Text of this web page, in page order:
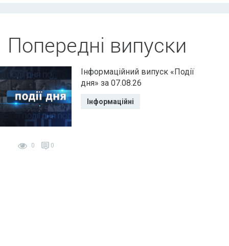
Попередні випуски
0 0
Інформаційний випуск «Події
дня» за 07.08.26
Інформаційні